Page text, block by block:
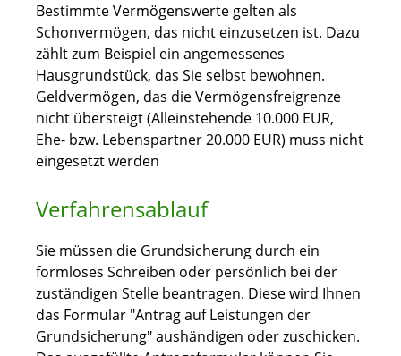
Bestimmte Vermögenswerte gelten als
Schonvermögen, das nicht einzusetzen ist. Dazu
zählt zum Beispiel ein angemessenes
Hausgrundstück, das Sie selbst bewohnen.
Geldvermögen, das die Vermögensfreigrenze
nicht übersteigt (Alleinstehende 10.000 EUR,
Ehe- bzw. Lebenspartner 20.000 EUR) muss nicht
eingesetzt werden
Verfahrensablauf
Sie müssen die Grundsicherung durch ein
formloses Schreiben oder persönlich bei der
zuständigen Stelle beantragen. Diese wird Ihnen
das Formular "Antrag auf Leistungen der
Grundsicherung" aushändigen oder zuschicken.